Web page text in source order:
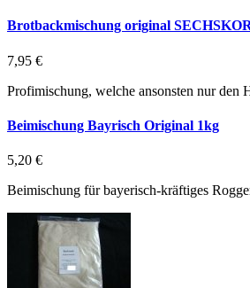
Brotbackmischung original
7,95 €
Profimischung, welche ansonsten nur den
Beimischung Bayrisch Original 1kg
5,20 €
Beimischung für bayerisch-kräftiges